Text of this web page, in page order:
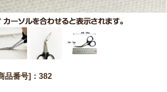
品番号]：382